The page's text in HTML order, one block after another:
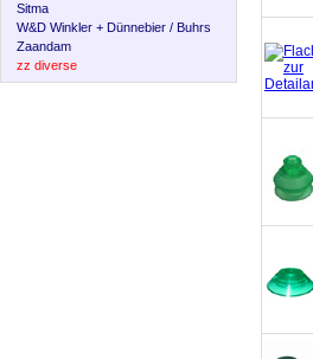
Sitma
W&D Winkler + Dünnebier / Buhrs
Zaandam
zz diverse